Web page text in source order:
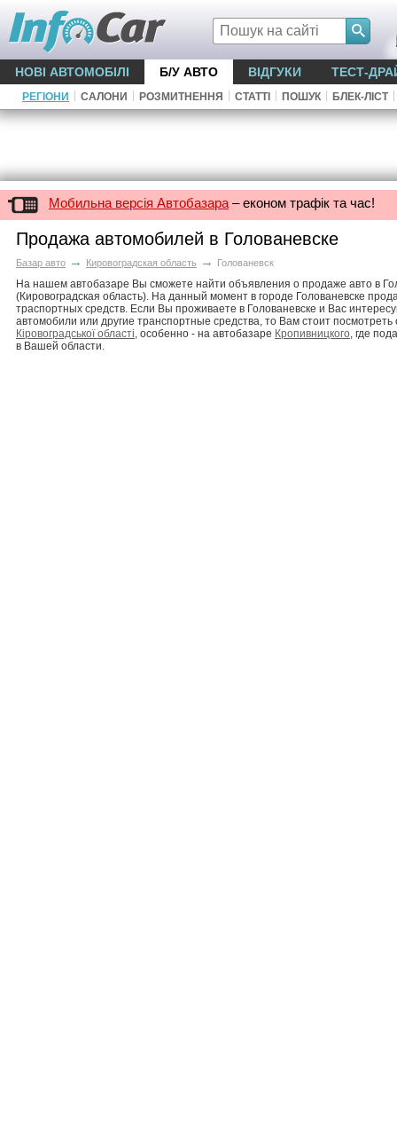
НОВІ АВТОМОБІЛІ Б/У АВТО ВІДГУКИ ТЕСТ-
РЕГІОНИ САЛОНИ РОЗМИТНЕННЯ СТАТТІ ПОШУК БЛЕК-ЛІСТ
Мобильна версія Автобазара – економ трафік та час!
Продажа автомобилей в Голованевске
Базар авто → Кировоградская область → Голованевск
На нашем автобазаре Вы сможете найти объявления о продаже авто в
(Кировоградская область). На данный момент в городе Голованевске
траспортных средств. Если Вы проживаете в Голованевске и Вас
автомобили или другие транспортные средства, то Вам стоит
Кіровоградської області, особенно - на автобазаре Кропивницкого, где
в Вашей области.